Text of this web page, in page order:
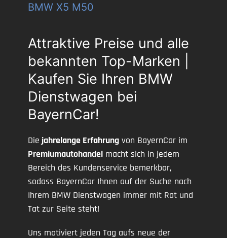
BMW X5 M50
Attraktive Preise und alle
bekannten Top-Marken |
Kaufen Sie Ihren BMW
Dienstwagen bei
BayernCar!
Die jahrelange Erfahrung von BayernCar im
Premiumautohandel macht sich in jedem
Bereich des Kundenservice bemerkbar,
sodass BayernCar Ihnen auf der Suche nach
Ihrem BMW Dienstwagen immer mit Rat und
Tat zur Seite steht!
Uns motiviert jeden Tag aufs neue der